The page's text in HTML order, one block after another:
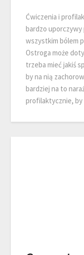
Ćwiczenia i
bardzo uporczywy
wszystkim bólem
Ostroga może
trzeba mieć jakiś
by na nią
bardziej na to
profilaktycznie,